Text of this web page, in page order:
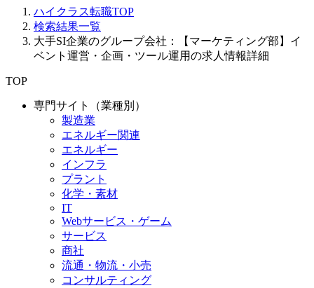
ハイクラス転職TOP
検索結果一覧
大手SI企業のグループ会社：【マーケティング部】イ
ベント運営・企画・ツール運用の求人情報詳細
TOP
専門サイト（業種別）
製造業
エネルギー関連
エネルギー
インフラ
プラント
化学・素材
IT
Webサービス・ゲーム
サービス
商社
流通・物流・小売
コンサルティング